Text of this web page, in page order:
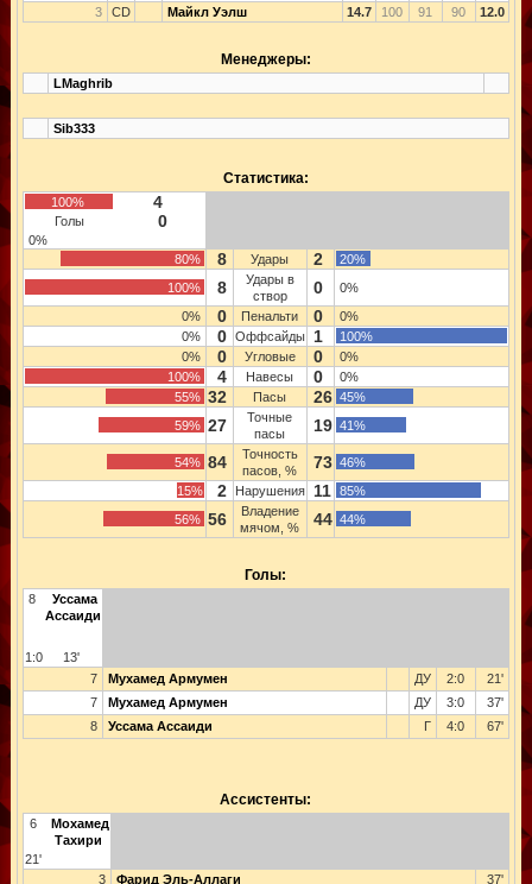
3
CD Майкл Уэлш 14.7 100 91 90 12.0
Менеджеры:
LMaghrib
Sib333
Статистика:
100% 4
Голы 0
0%
80%
8 Удары 2
20%
100%
8
Удары в
створ
0
0%
0%
0 Пенальти 0
0%
0%
0 Оффсайды 1
100%
0%
0 Угловые 0
0%
100%
4 Навесы 0
0%
55% 32 Пасы 26 45%
59% 27
Точные
пасы
19 41%
54% 84
Точность
пасов, %
73 46%
15%
2 Нарушения 11 85%
56% 56
Владение
мячом, %
44 44%
Голы:
8
Уссама
Ассаиди
1:0
13'
7
Мухамед Армумен ДУ 2:0
21'
7
Мухамед Армумен ДУ 3:0
37'
8
Уссама Ассаиди Г 4:0 67'
Ассистенты:
6
Мохамед
Тахири
21'
3
Фарид Эль-Аллаги 37'